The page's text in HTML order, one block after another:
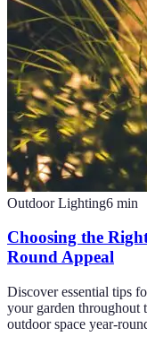
Outdoor Lighting6 min
Choosing the
Round Appeal
Discover essential tips
your garden throughout
outdoor space year-